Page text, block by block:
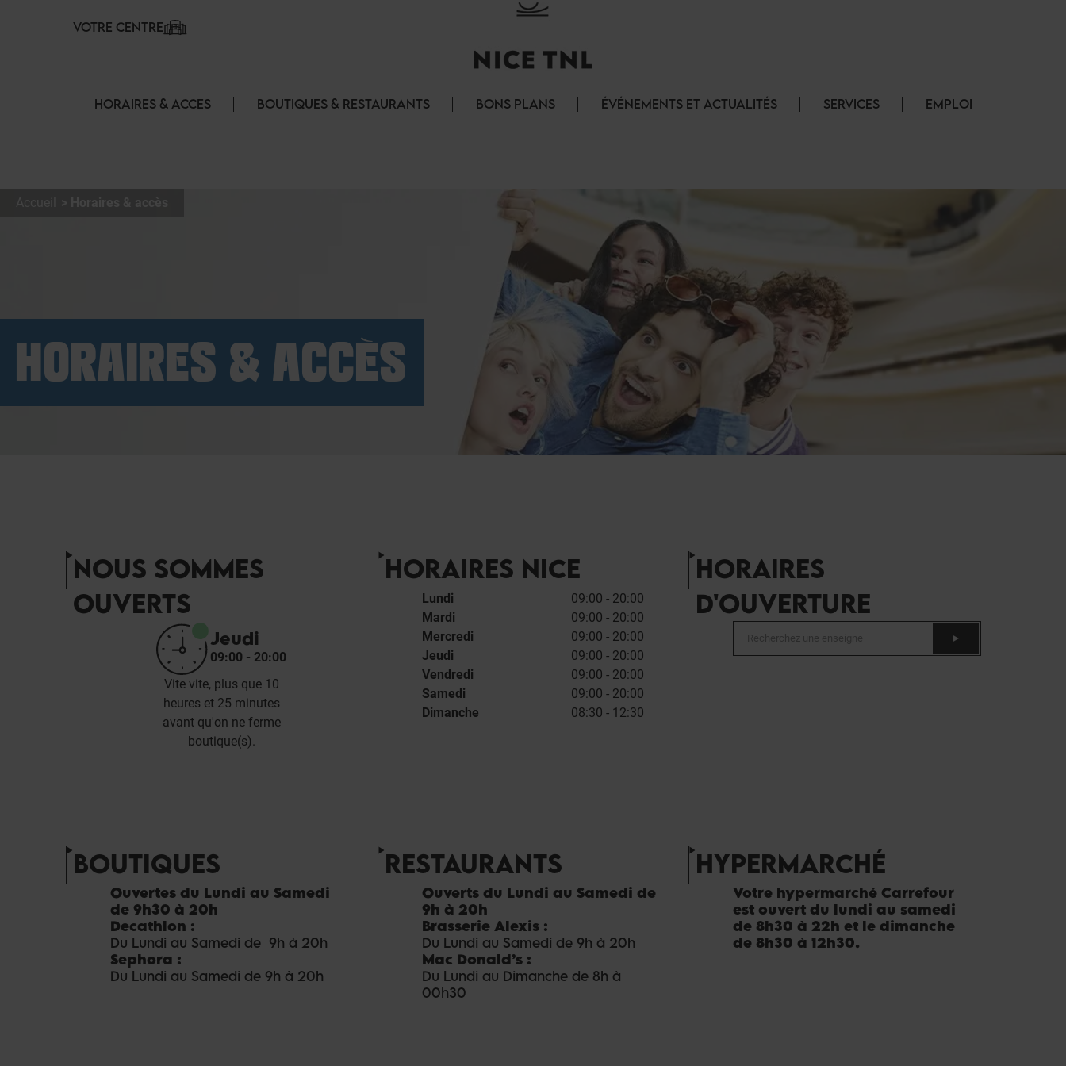
VOTRE CENTRE
HORAIRES & ACCES BOUTIQUES & RESTAURANTS BONS PLANS ÉVÉNEMENTS ET ACTUALITÉS SERVICES EMPLOI
HORAIRES & ACCÈS
NOUS SOMMES
OUVERTS
Jeudi
09:00 - 20:00
Vite vite, plus que 10
heures et 25 minutes
avant qu'on ne ferme
boutique(s).
HORAIRES NICE
Lundi
09:00 - 20:00
Mardi
09:00 - 20:00
Mercredi
09:00 - 20:00
Jeudi
09:00 - 20:00
Vendredi
09:00 - 20:00
Samedi
09:00 - 20:00
Dimanche
08:30 - 12:30
HORAIRES
D'OUVERTURE
BOUTIQUES
Ouvertes du Lundi au Samedi
de 9h30 à 20h
Decathlon :
Du Lundi au Samedi de 9h à 20h
Sephora :
Du Lundi au Samedi de 9h à 20h
RESTAURANTS
Ouverts du Lundi au Samedi de
9h à 20h
Brasserie Alexis :
Du Lundi au Samedi de 9h à 20h
Mac Donald’s :
Du Lundi au Dimanche de 8h à
00h30
HYPERMARCHÉ
Votre hypermarché Carrefour
est ouvert du lundi au samedi
de 8h30 à 22h et le dimanche
de 8h30 à 12h30.